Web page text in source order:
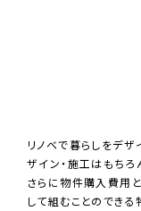
リノベで暮らしをデザ
ザイン・施工はもちろ
さらに物件購入費用
して組むことのでき